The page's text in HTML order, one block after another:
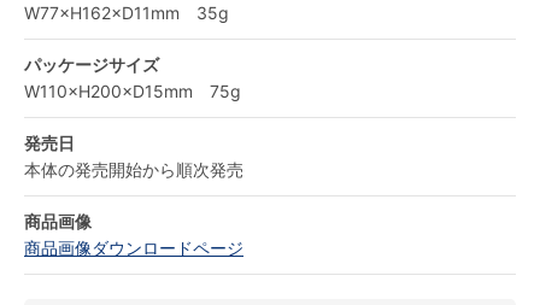
W77×H162×D11mm 35g
パッケージサイズ
W110×H200×D15mm 75g
発売日
本体の発売開始から順次発売
商品画像
商品画像ダウンロードページ